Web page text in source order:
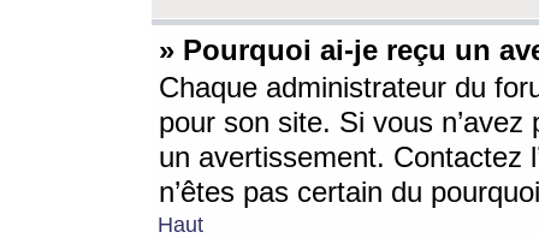
» Pourquoi ai-je reçu un
Chaque administrateur du
pour son site. Si vous
un avertissement. Contactez
n’êtes pas certain du
Haut